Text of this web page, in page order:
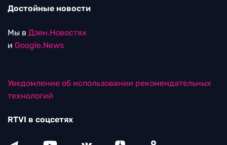
Достойные новости
Мы в Дзен.Новостях
и Google.News
Уведомление об использовании рекомендательных
технологий
RTVI в соцсетях